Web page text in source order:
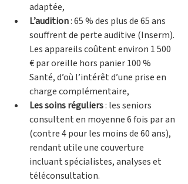
adaptée,
L’audition : 65 % des plus de 65 ans
souffrent de perte auditive (Inserm).
Les appareils coûtent environ 1 500
€ par oreille hors panier 100 %
Santé, d’où l’intérêt d’une prise en
charge complémentaire,
Les soins réguliers : les seniors
consultent en moyenne 6 fois par an
(contre 4 pour les moins de 60 ans),
rendant utile une couverture
incluant spécialistes, analyses et
téléconsultation.